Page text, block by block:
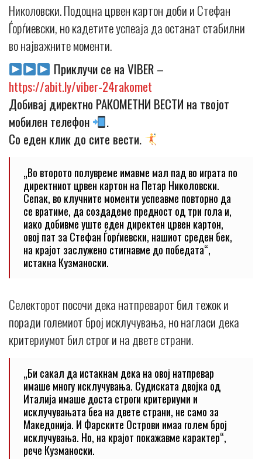
Николовски. Подоцна црвен картон доби и Стефан
Ѓорѓиевски, но кадетите успеаја да останат стабилни
во најважните моменти.
Приклучи се на VIBER –
https://abit.ly/viber-24rakomet
Добивај директно РАКОМЕТНИ ВЕСТИ на твојот
мобилен телефон
.
Со еден клик до сите вести.
„Во второто полувреме имавме мал пад во играта по
директниот црвен картон на Петар Николовски.
Сепак, во клучните моменти успеавме повторно да
се вратиме, да создадеме предност од три гола и,
иако добивме уште еден директен црвен картон,
овој пат за Стефан Ѓорѓиевски, нашиот среден бек,
на крајот заслужено стигнавме до победата“,
истакна Кузманоски.
Селекторот посочи дека натпреварот бил тежок и
поради големиот број исклучувања, но нагласи дека
критериумот бил строг и на двете страни.
„Би сакал да истакнам дека на овој натпревар
имаше многу исклучувања. Судиската двојка од
Италија имаше доста строги критериуми и
исклучувањата беа на двете страни, не само за
Македонија. И Фарските Острови имаа голем број
исклучувања. Но, на крајот покажавме карактер“,
рече Кузманоски.